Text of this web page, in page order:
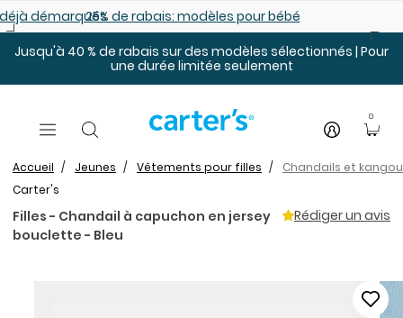
démarqués25% de rabais: modèles pour bébé
Jusqu'à 40 % de rabais sur des modèles sélectionnés | Pour
une durée limitée seulement
0
Accueil Jeunes Vêtements pour filles
Chandails et
Carter's
Filles - Chandail à capuchon en jersey
bouclette - Bleu
Rédiger un avis